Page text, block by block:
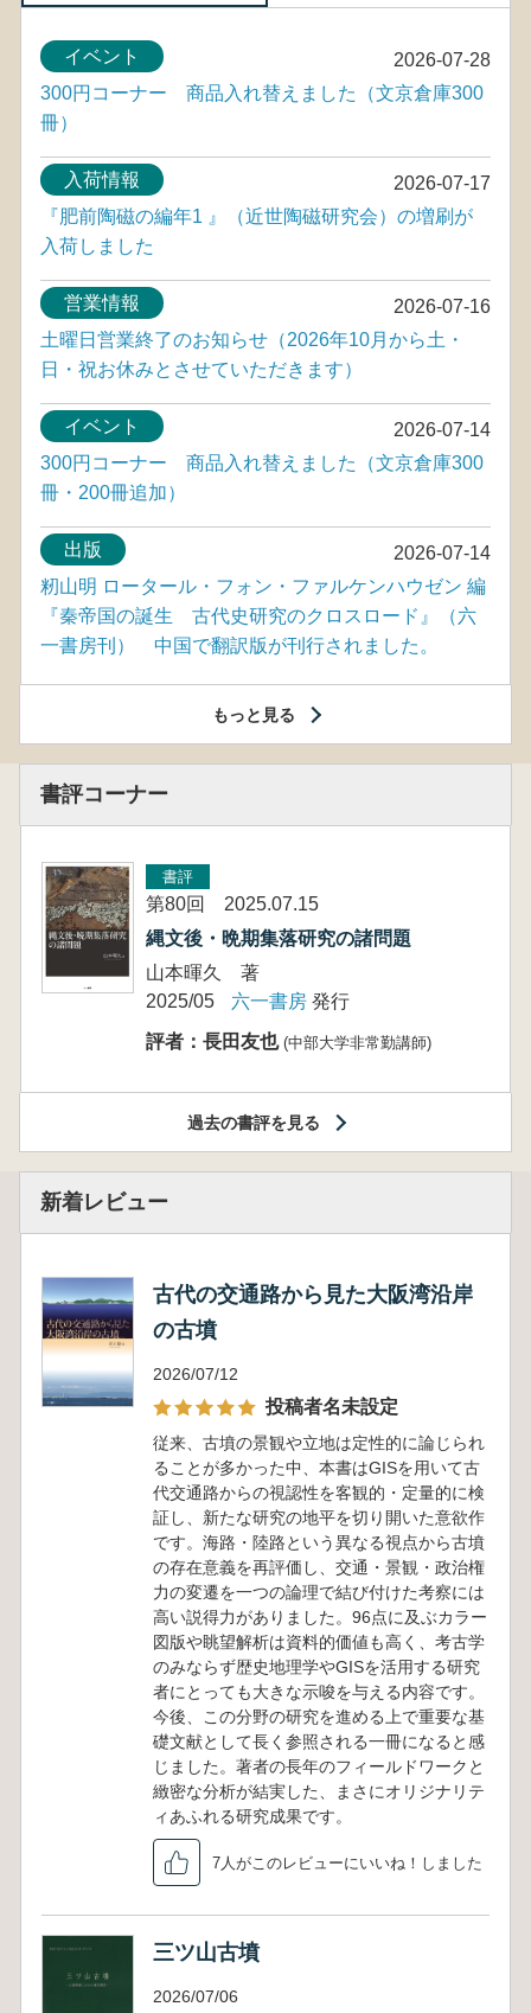
2026-07-28
イベント
300円コーナー 商品入れ替えました（文京倉庫300
冊）
2026-07-17
入荷情報
『肥前陶磁の編年1 』（近世陶磁研究会）の増刷が
入荷しました
2026-07-16
営業情報
土曜日営業終了のお知らせ（2026年10月から土・
日・祝お休みとさせていただきます）
2026-07-14
イベント
300円コーナー 商品入れ替えました（文京倉庫300
冊・200冊追加）
2026-07-14
出版
籾山明 ロータール・フォン・ファルケンハウゼン 編
『秦帝国の誕生 古代史研究のクロスロード』（六
一書房刊） 中国で翻訳版が刊行されました。
もっと見る
書評コーナー
書評
第80回 2025.07.15
縄文後・晩期集落研究の諸問題
山本暉久 著
2025/05
六一書房 発行
評者：長田友也 (中部大学非常勤講師)
過去の書評を見る
新着レビュー
古代の交通路から見た大阪湾沿岸
の古墳
2026/07/12
投稿者名未設定
従来、古墳の景観や立地は定性的に論じられ
ることが多かった中、本書はGISを用いて古
代交通路からの視認性を客観的・定量的に検
証し、新たな研究の地平を切り開いた意欲作
です。海路・陸路という異なる視点から古墳
の存在意義を再評価し、交通・景観・政治権
力の変遷を一つの論理で結び付けた考察には
高い説得力がありました。96点に及ぶカラー
図版や眺望解析は資料的価値も高く、考古学
のみならず歴史地理学やGISを活用する研究
者にとっても大きな示唆を与える内容です。
今後、この分野の研究を進める上で重要な基
礎文献として長く参照される一冊になると感
じました。著者の長年のフィールドワークと
緻密な分析が結実した、まさにオリジナリテ
ィあふれる研究成果です。
7人がこのレビューにいいね！しました
三ツ山古墳
2026/07/06